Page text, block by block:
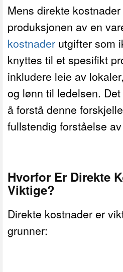
Mens direkte
produksjonen av en
kostnader utgifter som
knyttes til et spesifikt
inkludere leie av
og lønn til ledelsen.
å forstå denne
fullstendig forståelse
Hvorfor Er Direkte
Viktige?
Direkte kostnader er
grunner: